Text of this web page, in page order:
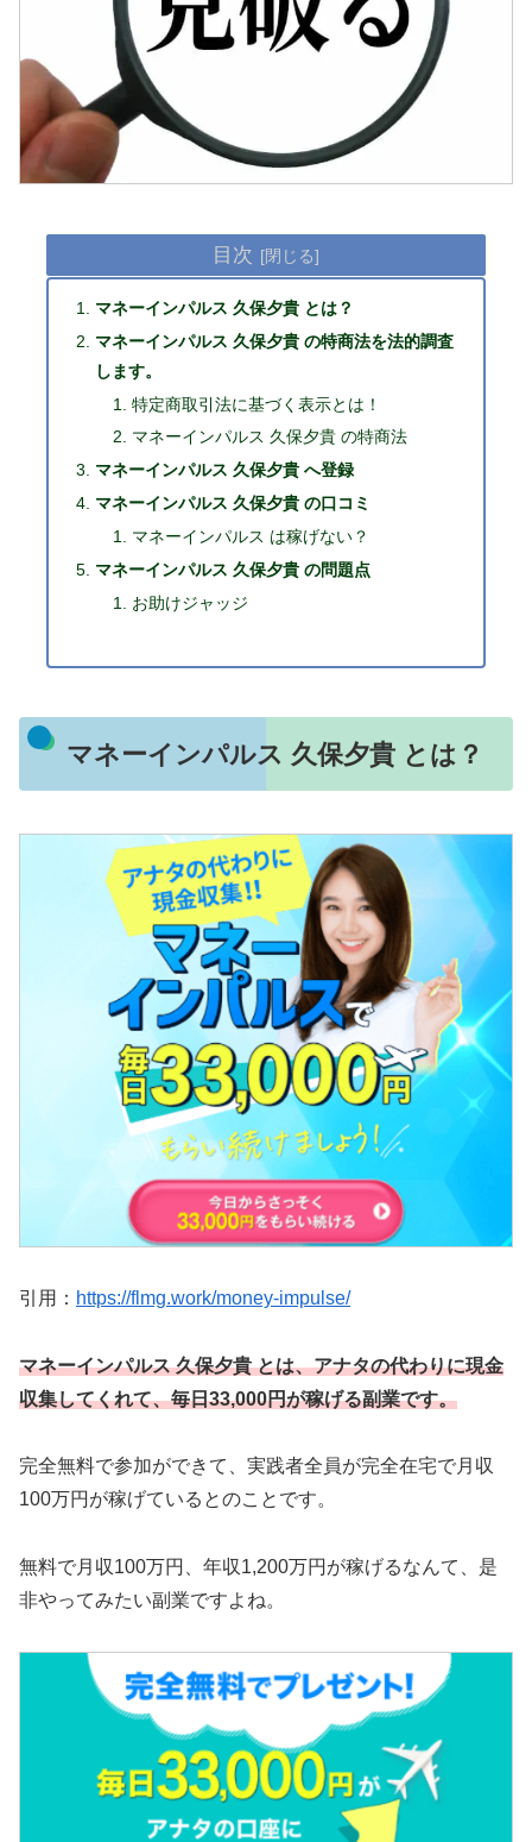
目次
マネーインパルス 久保夕貴 とは？
マネーインパルス 久保夕貴 の特商法を法的調査
します。
特定商取引法に基づく表示とは！
マネーインパルス 久保夕貴 の特商法
マネーインパルス 久保夕貴 へ登録
マネーインパルス 久保夕貴 の口コミ
マネーインパルス は稼げない？
マネーインパルス 久保夕貴 の問題点
お助けジャッジ
マネーインパルス 久保夕貴 とは？
引用： https://flmg.work/money-impulse/
マネーインパルス 久保夕貴 とは、アナタの代わりに現金
収集してくれて、毎日33,000円が稼げる副業です。
完全無料で参加ができて、実践者全員が完全在宅で月収
100万円が稼げているとのことです。
無料で月収100万円、年収1,200万円が稼げるなんて、是
非やってみたい副業ですよね。